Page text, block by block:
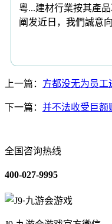
粵...建材行業按其產
阐发近日，我們誠意
上一篇： 方都没无为员工
下一篇： 并不法收受巨额
全国咨询热线
400-027-9995